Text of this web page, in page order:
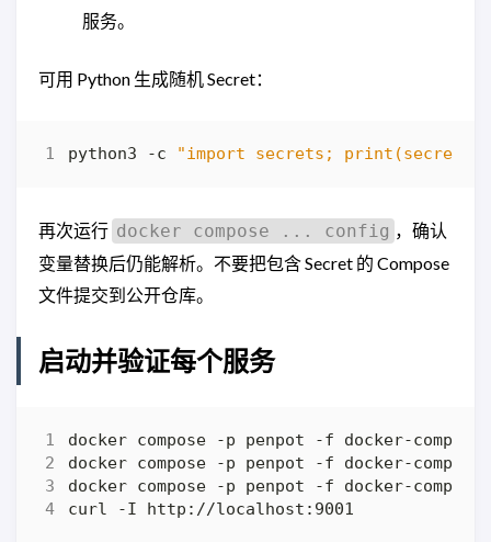
服务。
可用 Python 生成随机 Secret：
python3 -c "import secrets;
再次运行 docker compose ... config ，确认
变量替换后仍能解析。不要把包含 Secret 的 Compose
文件提交到公开仓库。
启动并验证每个服务
docker compose -p penpot -f docker-